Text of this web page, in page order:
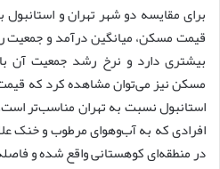
برای مقایسه دو شهر تهران و استانبول
قیمت مسکن، میانگین درآمد و جمعیت
بیشتری دارد و نرخ رشد جمعیت آن
مسکن نیز می‌توان مشاهده کرد که
استانبول نسبت به تهران مناسب‌تر
افرادی که به آب‌وهوای مرطوب و خنک
در منطقه‌ای کوهستانی واقع شده و